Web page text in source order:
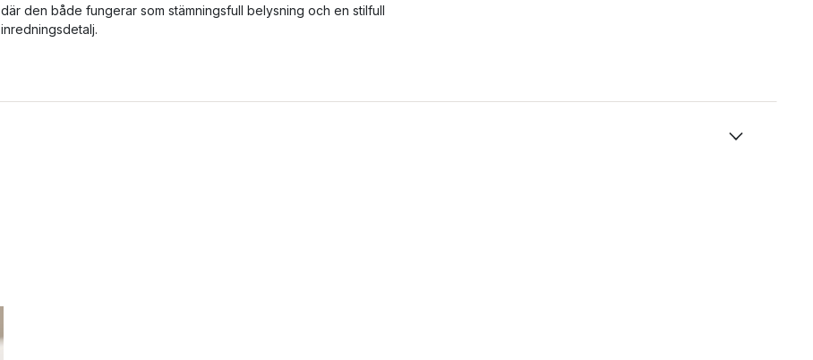
där den både fungerar som stämningsfull belysning och en stilfull
inredningsdetalj.